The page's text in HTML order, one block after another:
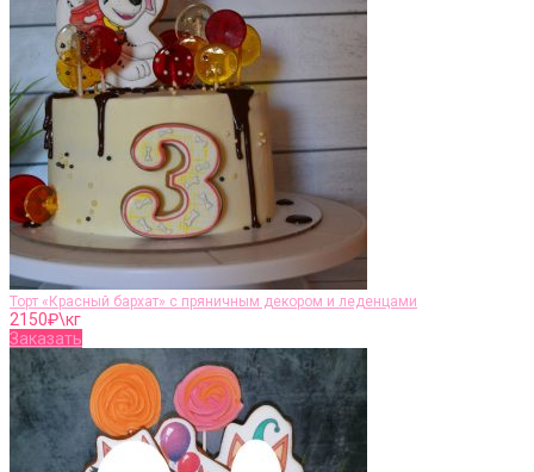
Торт «Красный бархат» с пряничным декором и леденцами
2150₽\кг
Заказать